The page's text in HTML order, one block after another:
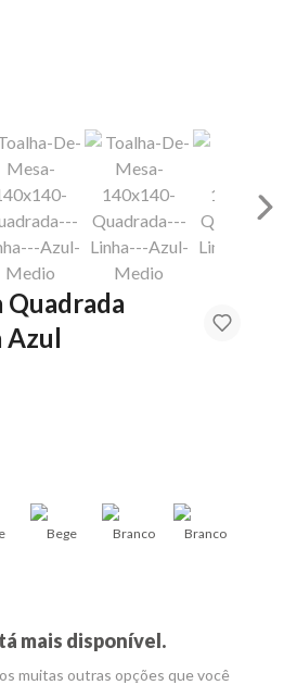
Quadrada
Azul
Bege Branco
Branco
mais disponível.
muitas outras opções que você